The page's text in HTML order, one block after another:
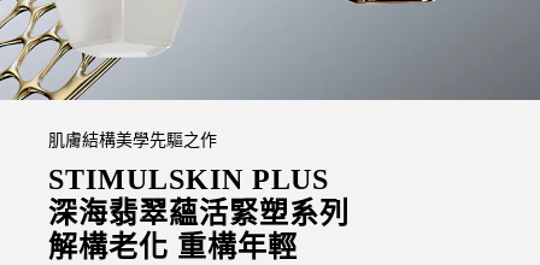
肌膚結構美學先驅之作
STIMULSKIN PLUS
深海翡翠蘊活緊塑系列
解構老化 重構年輕